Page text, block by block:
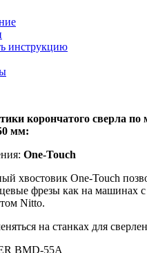
инструкцию
корончатого сверла по
мм:
One-Touch
хвостовик Оne-Touch
фрезы как на машинах с
Nitto.
на станках для
BMD-55A